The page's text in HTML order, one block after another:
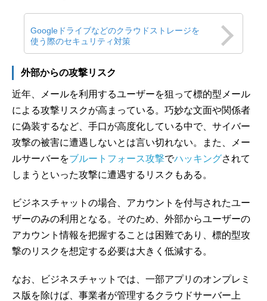
Googleドライブなどのクラウドストレージを
使う際のセキュリティ対策
外部からの攻撃リスク
近年、メールを利用するユーザーを狙って標的型メール
による攻撃リスクが高まっている。巧妙な文面や関係者
に偽装するなど、手口が高度化している中で、サイバー
攻撃の被害に遭遇しないとは言い切れない。また、メー
ルサーバーをブルートフォース攻撃でハッキングされて
しまうといった攻撃に遭遇するリスクもある。
ビジネスチャットの場合、アカウントを付与されたユー
ザーのみの利用となる。そのため、外部からユーザーの
アカウント情報を把握することは困難であり、標的型攻
撃のリスクを想定する必要は大きく低減する。
なお、ビジネスチャットでは、一部アプリのオンプレミ
ス版を除けば、事業者が管理するクラウドサーバー上